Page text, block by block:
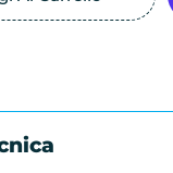
per
Sprite